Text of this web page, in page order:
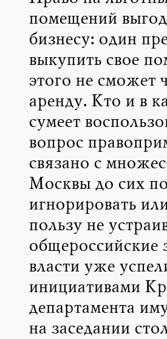
помещений
бизнесу: один
выкупить свое
этого не сможет
аренду. Кто и в
сумеет
вопрос
связано с
Москвы до сих
игнорировать
пользу не
общероссийские
власти уже
инициативами
департамента
на заседании